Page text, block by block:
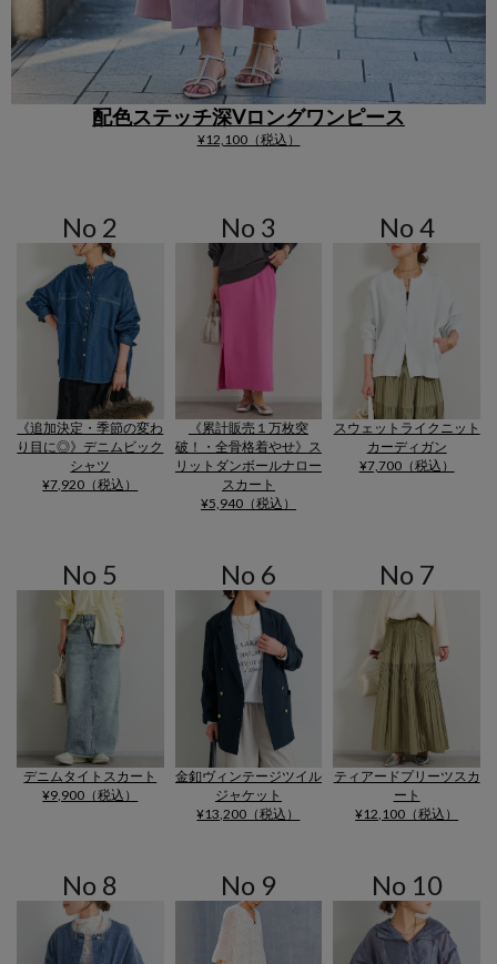
配色ステッチ深Vロングワンピース
¥12,100（税込）
No 2
《追加決定・季節の変わ
り目に◎》デニムビック
シャツ
¥7,920（税込）
No 3
《累計販売１万枚突
破！・全骨格着やせ》ス
リットダンボールナロー
スカート
¥5,940（税込）
No 4
スウェットライクニット
カーディガン
¥7,700（税込）
No 5
デニムタイトスカート
¥9,900（税込）
No 6
金釦ヴィンテージツイル
ジャケット
¥13,200（税込）
No 7
ティアードプリーツスカ
ート
¥12,100（税込）
No 8 No 9 No 10